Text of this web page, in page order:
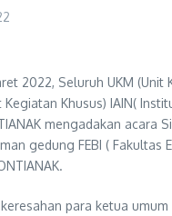
2022, Seluruh UKM (Unit
Kegiatan Khusus) IAIN(
mengadakan acara
gedung FEBI ( Fakultas
para ketua umum